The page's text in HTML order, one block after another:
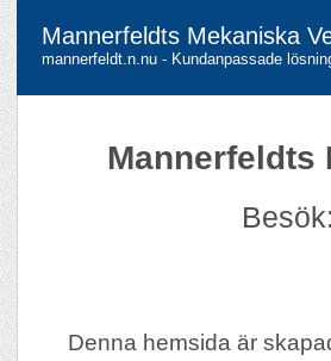
Mannerfeldts Mekaniska
mannerfeldt.n.nu - Kundanpassade
Mannerfeldts
Besök:
Denna hemsida är